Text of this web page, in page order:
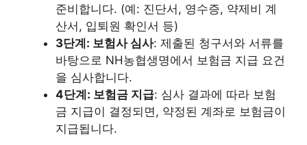
준비합니다. (예: 진단서, 영수증, 약제비 계
산서, 입퇴원 확인서 등)
3단계: 보험사 심사: 제출된 청구서와 서류를
바탕으로 NH농협생명에서 보험금 지급 요건
을 심사합니다.
4단계: 보험금 지급: 심사 결과에 따라 보험
금 지급이 결정되면, 약정된 계좌로 보험금이
지급됩니다.